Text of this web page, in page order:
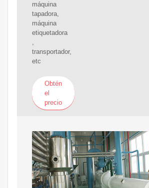
máquina
tapadora,
máquina
etiquetadora
,
transportador,
etc
Obtén
el
precio